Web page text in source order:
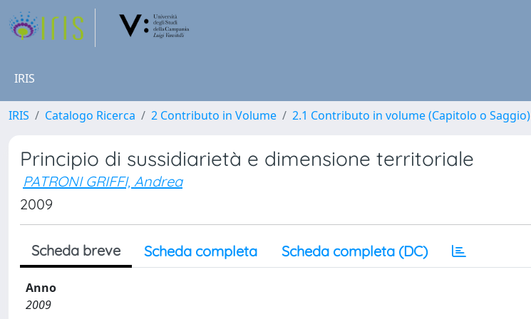
IRIS
IRIS Catalogo Ricerca 2 Contributo in Volume 2.1 Contributo in volume (Capitolo o Saggio)
Principio di sussidiarietà e dimensione territoriale
PATRONI GRIFFI, Andrea
2009
Scheda breve Scheda completa Scheda completa (DC)
Anno
2009